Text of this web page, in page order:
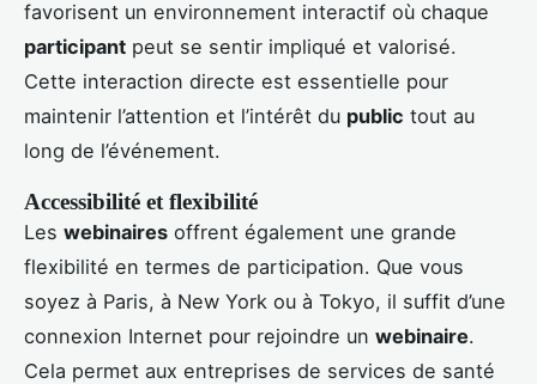
favorisent un environnement interactif où chaque
participant peut se sentir impliqué et valorisé.
Cette interaction directe est essentielle pour
maintenir l’attention et l’intérêt du public tout au
long de l’événement.
Accessibilité et flexibilité
Les webinaires offrent également une grande
flexibilité en termes de participation. Que vous
soyez à Paris, à New York ou à Tokyo, il suffit d’une
connexion Internet pour rejoindre un webinaire.
Cela permet aux entreprises de services de santé